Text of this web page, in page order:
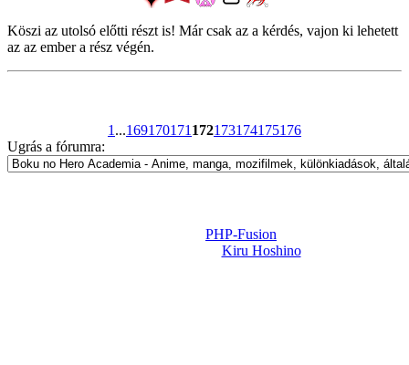
Köszi az utolsó előtti részt is! Már csak az a kérdés, vajon ki lehetett
az az ember a rész végén.
1 ...169170171 172173174175176
Ugrás a fórumra:
PHP-Fusion
Kiru Hoshino